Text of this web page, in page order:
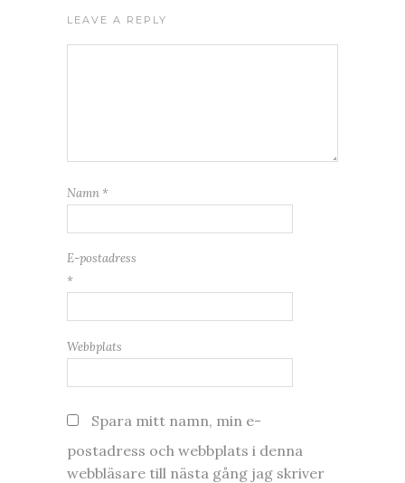
LEAVE A REPLY
Namn *
E-postadress
*
Webbplats
Spara mitt namn, min e-
postadress och webbplats i denna
webbläsare till nästa gång jag skriver